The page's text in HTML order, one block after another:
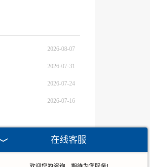
2026-08-07
2026-07-31
2026-07-24
2026-07-16
在线客服